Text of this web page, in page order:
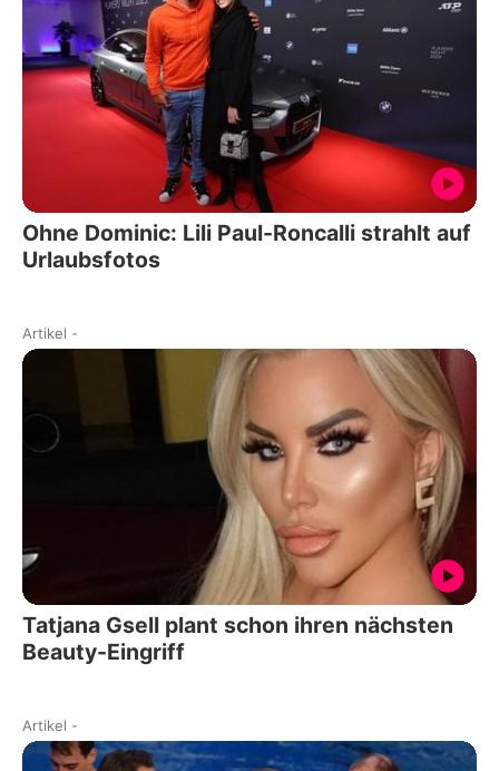
Ohne Dominic: Lili Paul-Roncalli strahlt auf
Urlaubsfotos
Artikel -
Tatjana Gsell plant schon ihren nächsten
Beauty-Eingriff
Artikel -